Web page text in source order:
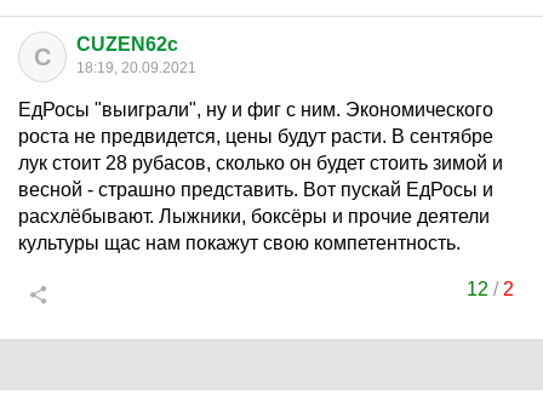
C CUZEN62c
18:19, 20.09.2021
ЕдРосы "выиграли", ну и фиг с ним. Экономического
роста не предвидется, цены будут расти. В сентябре
лук стоит 28 рубасов, сколько он будет стоить зимой и
весной - страшно представить. Вот пускай ЕдРосы и
расхлёбывают. Лыжники, боксёры и прочие деятели
культуры щас нам покажут свою компетентность.
12 / 2